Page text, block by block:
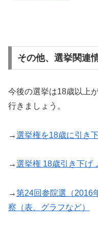
その他、選挙関連
今後の選挙は18歳以上
行きましょう。
→選挙権を18歳に引き
→選挙権 18歳引き下げ
→第24回参院選（2016
察（表、グラフなど）